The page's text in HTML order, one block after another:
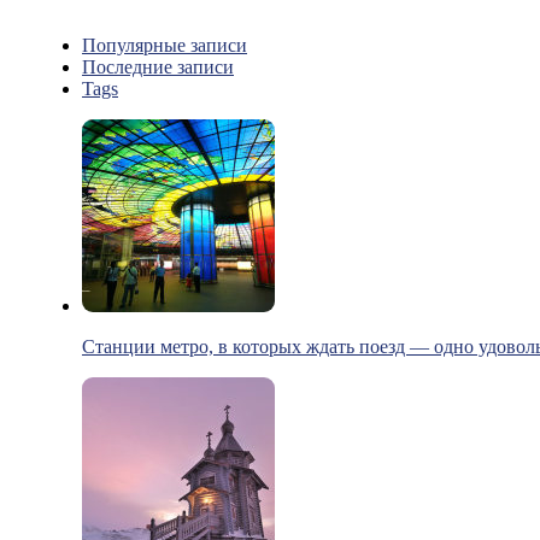
Популярные записи
Последние записи
Tags
Станции метро, в которых ждать поезд — одно